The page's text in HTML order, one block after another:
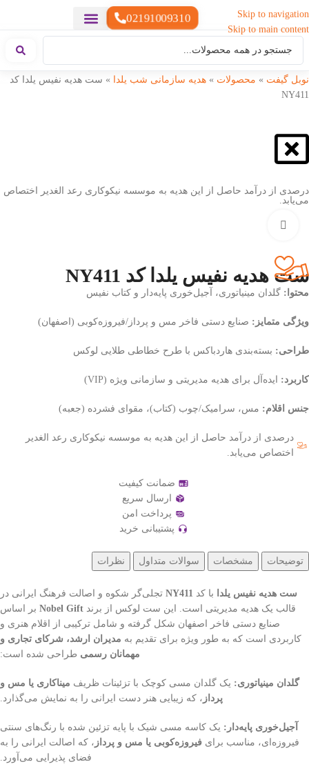
Skip to navigation
Skip to main content
02191009310
نوبل گیفت » محصولات » هدیه سازمانی شب یلدا » ست هدیه نفیس یلدا کد
NY411
درصدی از درآمد حاصل از این هدیه به موسسه نیکوکاری رعد الغدیر اختصاص
می‌یابد.
ست هدیه نفیس یلدا کد NY411
محتوا: گلدان مینیاتوری، آجیل‌خوری پایه‌دار و کتاب نفیس
ویژگی متمایز: صنایع دستی فاخر مس و پرداز/فیروزه‌کوبی (اصفهان)
طراحی: بسته‌بندی هاردباکس با طرح خطاطی طلایی لوکس
کاربرد: ایده‌آل برای هدیه مدیریتی و سازمانی ویژه (VIP)
جنس اقلام: مس، سرامیک/چوب (کتاب)، مقوای فشرده (جعبه)
درصدی از درآمد حاصل از این هدیه به موسسه نیکوکاری رعد الغدیر
اختصاص می‌یابد.
ضمانت کیفیت
ارسال سریع
پرداخت امن
پشتیبانی خرید
توضیحات مشخصات سوالات متداول نظرات
ست هدیه نفیس یلدا با کد NY411 تجلی‌گر شکوه و اصالت فرهنگ ایرانی در
قالب یک هدیه مدیریتی است. این ست لوکس از برند Nobel Gift بر اساس
صنایع دستی فاخر اصفهان شکل گرفته و شامل ترکیبی از اقلام هنری و
کاربردی است که به طور ویژه برای تقدیم به مدیران ارشد، شرکای تجاری و
مهمانان رسمی طراحی شده است:
گلدان مینیاتوری: یک گلدان مسی کوچک با تزئینات ظریف میناکاری یا مس و
پرداز ، که زیبایی هنر دست ایرانی را به نمایش می‌گذارد.
آجیل‌خوری پایه‌دار: یک کاسه مسی شیک با پایه تزئین شده با رنگ‌های سنتی
فیروزه‌ای، مناسب برای فیروزه‌کوبی یا مس و پرداز ، که اصالت ایرانی را به
فضای پذیرایی می‌آورد.